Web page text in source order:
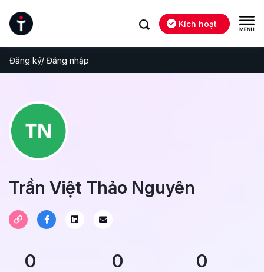
Kích hoạt
Đăng ký/ Đăng nhập
Trần Việt Thảo Nguyên
0 0 0